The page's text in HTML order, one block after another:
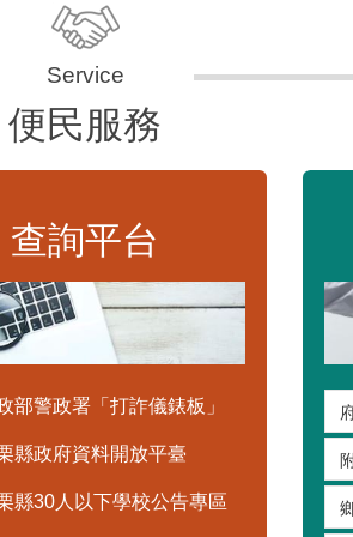
便民服務
查詢平台
部警政署「打詐儀錶板」
縣政府資料開放平臺
縣30人以下學校公告專區